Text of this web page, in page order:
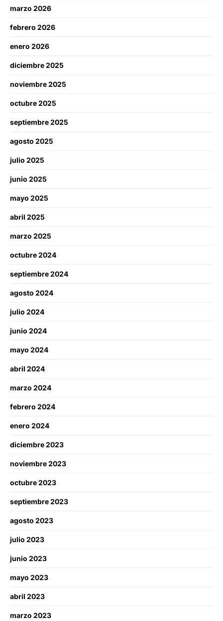
marzo 2026
febrero 2026
enero 2026
diciembre 2025
noviembre 2025
octubre 2025
septiembre 2025
agosto 2025
julio 2025
junio 2025
mayo 2025
abril 2025
marzo 2025
octubre 2024
septiembre 2024
agosto 2024
julio 2024
junio 2024
mayo 2024
abril 2024
marzo 2024
febrero 2024
enero 2024
diciembre 2023
noviembre 2023
octubre 2023
septiembre 2023
agosto 2023
julio 2023
junio 2023
mayo 2023
abril 2023
marzo 2023